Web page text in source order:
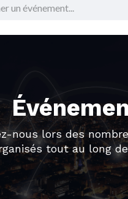
nous lors des
tout au long